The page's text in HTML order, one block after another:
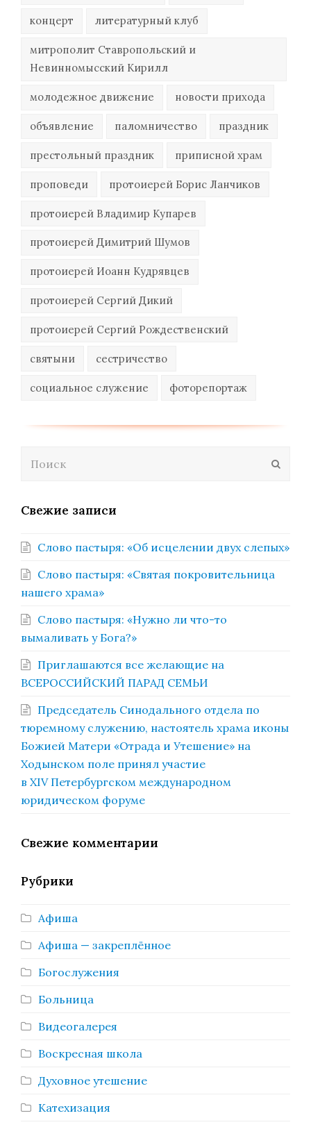
концерт литературный клуб
митрополит Ставропольский и
Невинномысский Кирилл
молодежное движение новости прихода
объявление паломничество праздник
престольный праздник приписной храм
проповеди протоиерей Борис Ланчиков
протоиерей Владимир Купарев
протоиерей Димитрий Шумов
протоиерей Иоанн Кудрявцев
протоиерей Сергий Дикий
протоиерей Сергий Рождественский
святыни сестричество
социальное служение фоторепортаж
Свежие записи
Слово пастыря: «Об исцелении двух слепых»
Слово пастыря: «Святая покровительница
нашего храма»
Слово пастыря: «Нужно ли что-то
вымаливать у Бога?»
Приглашаются все желающие на
ВСЕРОССИЙСКИЙ ПАРАД СЕМЬИ
Председатель Синодального отдела по
тюремному служению, настоятель храма иконы
Божией Матери «Отрада и Утешение» на
Ходынском поле принял участие
в XIV Петербургском международном
юридическом форуме
Свежие комментарии
Рубрики
Афиша
Афиша — закреплённое
Богослужения
Больница
Видеогалерея
Воскресная школа
Духовное утешение
Катехизация